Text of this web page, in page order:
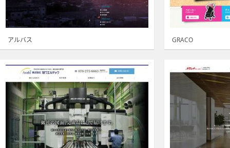
アルバス GRACO